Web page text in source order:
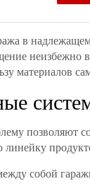
в
неизбежно
материалов
позволяют
собой